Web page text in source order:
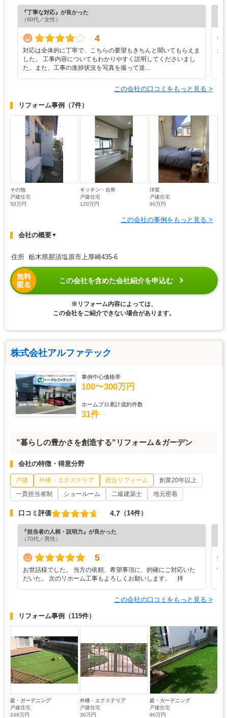
『丁寧な対応』が良かった
（60代／女性）
4
対応は全体的に丁寧で、こちらの要望もきちんと聞いてもらえま
した。 工事内容についてもわかりやすく説明してくださいまし
た。また、工事の進捗状況を写真を撮って送…
大
この会社の口コミをもっと見る >
リフォーム事例 （7件）
その他
戸建住宅
50万円
キッチン・台所
戸建住宅
120万円
洋室
戸建住宅
90万円
この会社の事例をもっと見る >
会社の概要▼
住所 栃木県那須塩原市上厚崎435-6
無料
匿名
この会社を含めた会社紹介を申込む
※リフォーム内容によっては、
この会社をご紹介できない場合があります。
株式会社アルファテック
事例中心価格帯
100〜300万円
ホームプロ累計成約件数
31件
”暮らしの豊かさを創造する”リフォーム＆ガーデン
会社の特徴・得意分野
戸建 外構・エクステリア 総合リフォーム
創業20年以上
一貫担当者制
ショールーム 二級建築士 地元密着
口コミ評価 4.7 （14件）
『担当者の人柄・説明力』が良かった
（70代／男性）
5
お世話様でした。 当方の依頼、希望事項に、的確にご対応いた
だいた。 次のリホーム工事もよろしくお願いします。 拝
営
この会社の口コミをもっと見る >
リフォーム事例 （119件）
庭・ガーデニング
戸建住宅
248万円
外構・エクステリア
戸建住宅
30万円
庭・ガーデニング
戸建住宅
90万円